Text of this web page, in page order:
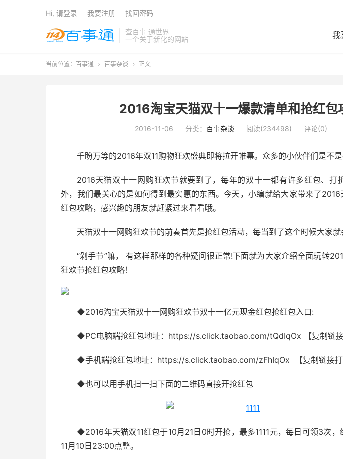
查百事 通世界
一个关于新化的网站
我
Hi, 请登录 我要注册 找回密码
当前位置： 百事通  百事杂谈  正文
2016淘宝天猫双十一爆款清单和抢红包
2016-11-06 分类： 百事杂谈 阅读(234498) 评论(0)
千盼万等的2016年双11购物狂欢盛典即将拉开帷幕。众多的小伙伴们是不
2016天猫双十一网购狂欢节就要到了，每年的双十一都有许多红包、打
外，我们最关心的是如何得到最实惠的东西。今天，小编就给大家带来了2016
红包攻略，感兴趣的朋友就赶紧过来看看哦。
天猫双十一网购狂欢节的前奏首先是抢红包活动，每当到了这个时候大家就
“剁手节”嘛， 有这样那样的各种疑问很正常!下面就为大家介绍全面玩转
狂欢节抢红包攻略！
◆2016淘宝天猫双十一网购狂欢节双十一亿元现金红包抢红包入口:
◆PC电脑端抢红包地址：https://s.click.taobao.com/tQdIqOx 【复制链接
◆手机端抢红包地址：https://s.click.taobao.com/zFhIqOx 【复制链接打
◆也可以用手机扫一扫下面的二维码直接开抢红包
◆2016年天猫双11红包于10月21日0时开抢，最多1111元，每日可领3次，
11月10日23:00点整。